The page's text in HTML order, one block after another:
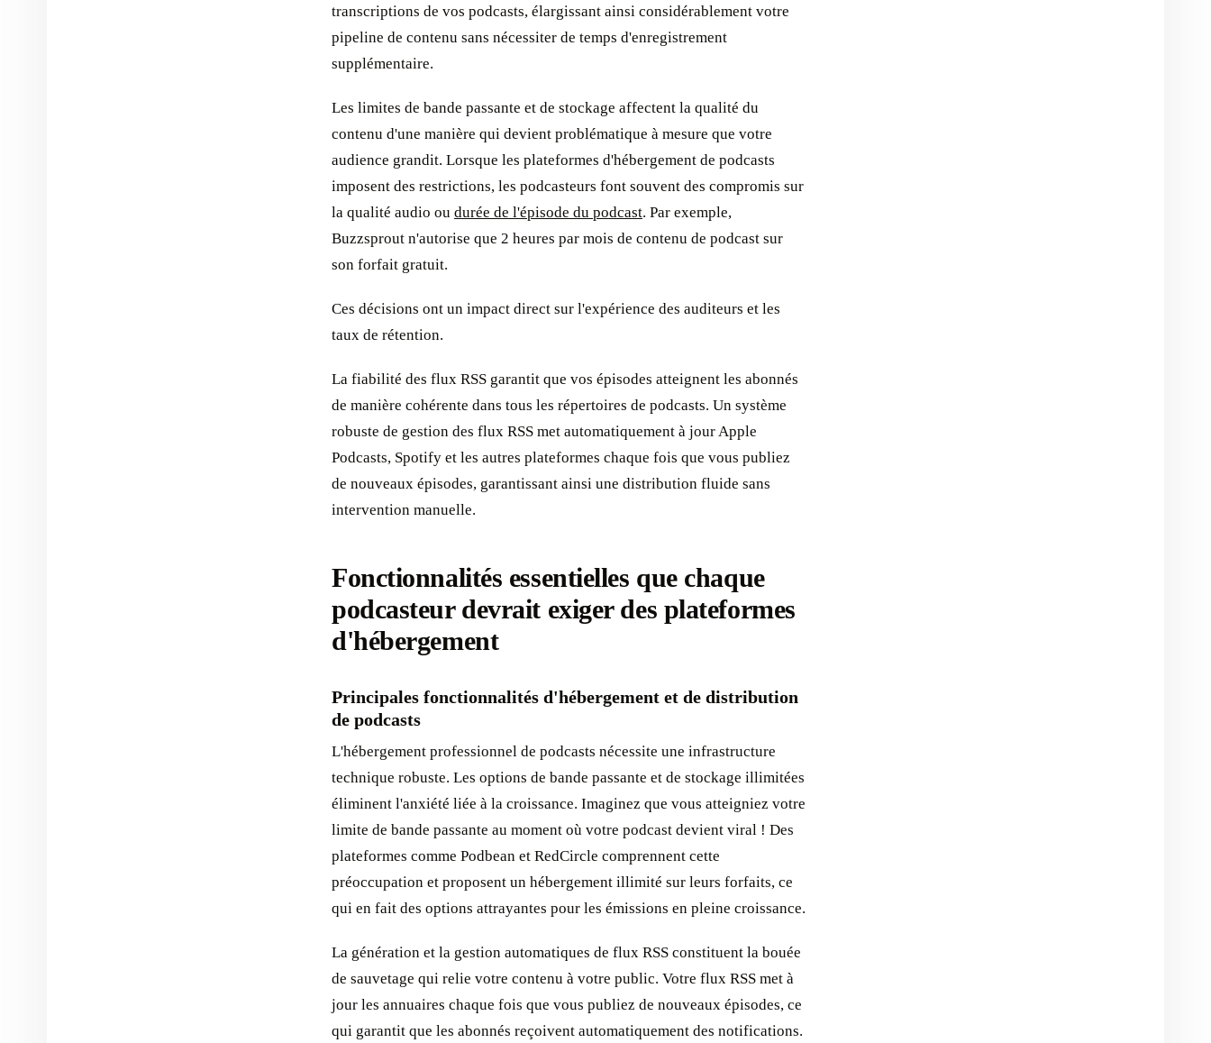
transcriptions de vos podcasts, élargissant ainsi considérablement votre
pipeline de contenu sans nécessiter de temps d'enregistrement
supplémentaire.
Les limites de bande passante et de stockage affectent la qualité du
contenu d'une manière qui devient problématique à mesure que votre
audience grandit. Lorsque les plateformes d'hébergement de podcasts
imposent des restrictions, les podcasteurs font souvent des compromis sur
la qualité audio ou durée de l'épisode du podcast. Par exemple,
Buzzsprout n'autorise que 2 heures par mois de contenu de podcast sur
son forfait gratuit.
Ces décisions ont un impact direct sur l'expérience des auditeurs et les
taux de rétention.
La fiabilité des flux RSS garantit que vos épisodes atteignent les abonnés
de manière cohérente dans tous les répertoires de podcasts. Un système
robuste de gestion des flux RSS met automatiquement à jour Apple
Podcasts, Spotify et les autres plateformes chaque fois que vous publiez
de nouveaux épisodes, garantissant ainsi une distribution fluide sans
intervention manuelle.
Fonctionnalités essentielles que chaque
podcasteur devrait exiger des plateformes
d'hébergement
Principales fonctionnalités d'hébergement et de distribution
de podcasts
L'hébergement professionnel de podcasts nécessite une infrastructure
technique robuste. Les options de bande passante et de stockage illimitées
éliminent l'anxiété liée à la croissance. Imaginez que vous atteigniez votre
limite de bande passante au moment où votre podcast devient viral ! Des
plateformes comme Podbean et RedCircle comprennent cette
préoccupation et proposent un hébergement illimité sur leurs forfaits, ce
qui en fait des options attrayantes pour les émissions en pleine croissance.
La génération et la gestion automatiques de flux RSS constituent la bouée
de sauvetage qui relie votre contenu à votre public. Votre flux RSS met à
jour les annuaires chaque fois que vous publiez de nouveaux épisodes, ce
qui garantit que les abonnés reçoivent automatiquement des notifications.